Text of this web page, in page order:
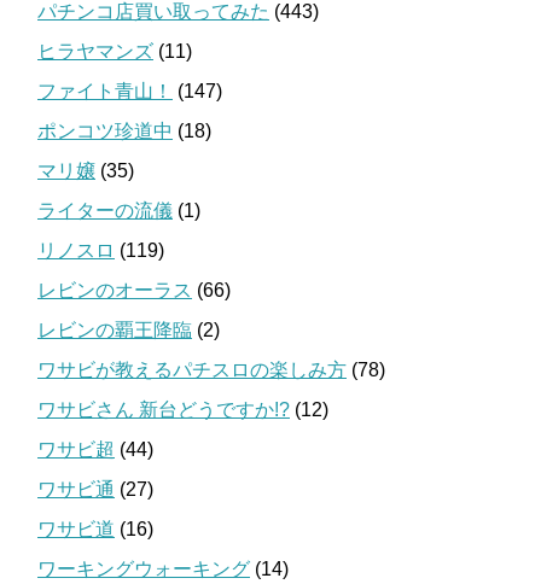
パチンコ店買い取ってみた (443)
ヒラヤマンズ (11)
ファイト青山！
(147)
ポンコツ珍道中 (18)
マリ嬢 (35)
ライターの流儀 (1)
リノスロ (119)
レビンのオーラス (66)
レビンの覇王降臨 (2)
ワサビが教えるパチスロの楽しみ方 (78)
ワサビさん 新台どうですか!? (12)
ワサビ超 (44)
ワサビ通 (27)
ワサビ道 (16)
ワーキングウォーキング (14)